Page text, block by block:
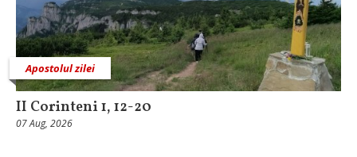
Apostolul zilei
II Corinteni 1, 12-20
07 Aug, 2026